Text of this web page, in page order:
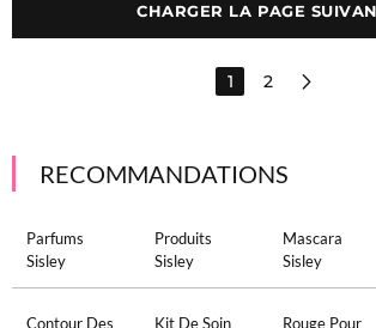
CHARGER LA PAGE
1 2
RECOMMANDATIONS
Parfums
Sisley
Produits
Sisley
Mascara
Sisley
Contour Des
Kit De Soin
Rouge Pour